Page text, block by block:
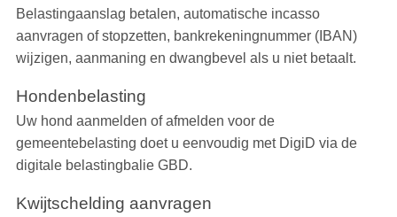
Belastingaanslag betalen, automatische incasso
aanvragen of stopzetten, bankrekeningnummer (IBAN)
wijzigen, aanmaning en dwangbevel als u niet betaalt.
Hondenbelasting
Uw hond aanmelden of afmelden voor de
gemeentebelasting doet u eenvoudig met DigiD via de
digitale belastingbalie GBD.
Kwijtschelding aanvragen